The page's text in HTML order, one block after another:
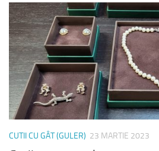
CUTII CU GÂT (GULER) 23 MARTIE 2023